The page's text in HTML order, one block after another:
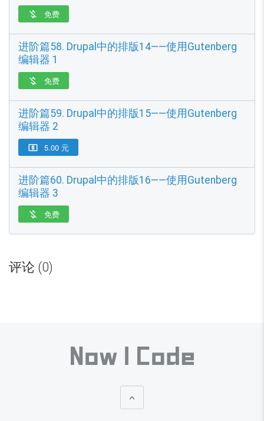
 免费
进阶篇58. Drupal中的排版14——使用Gutenberg
编辑器 1
 免费
进阶篇59. Drupal中的排版15——使用Gutenberg
编辑器 2
 5.00 元
进阶篇60. Drupal中的排版16——使用Gutenberg
编辑器 3
 免费
前
评论 (0)
